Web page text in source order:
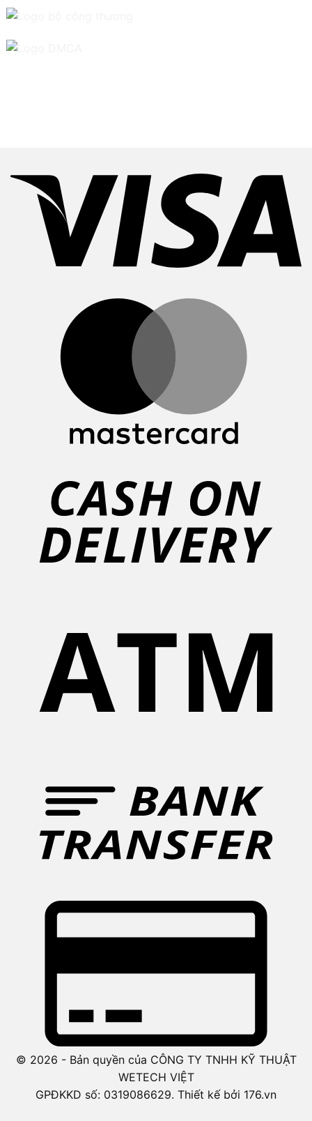
© 2026 - Bản quyền của CÔNG TY TNHH KỸ THUẬT
WETECH VIỆT
GPĐKKD số: 0319086629. Thiết kế bởi 176.vn